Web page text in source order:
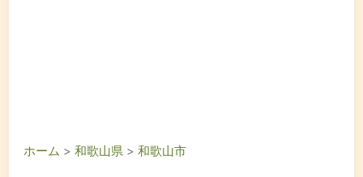
ホーム >和歌山県 >和歌山市